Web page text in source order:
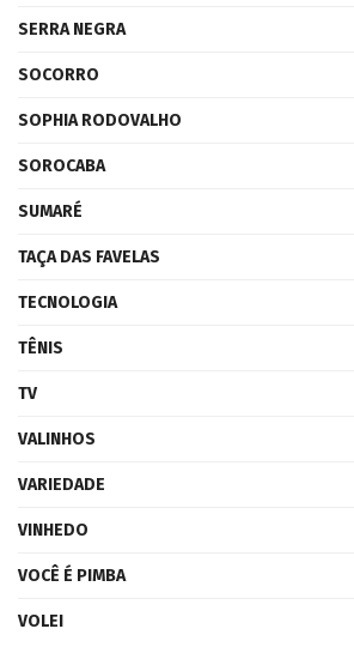
SERRA NEGRA
SOCORRO
SOPHIA RODOVALHO
SOROCABA
SUMARÉ
TAÇA DAS FAVELAS
TECNOLOGIA
TÊNIS
TV
VALINHOS
VARIEDADE
VINHEDO
VOCÊ É PIMBA
VOLEI